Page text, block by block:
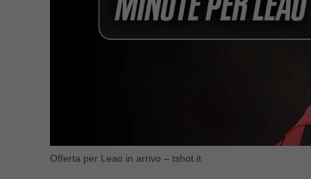
Offerta per Leao in arrivo – tshot.it